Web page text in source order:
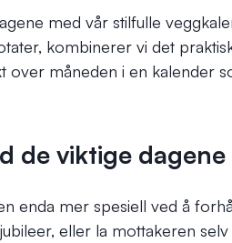
med vår stilfulle
kombinerer vi det
over måneden i en kalender
de viktige dagene
enda mer spesiell ved å
eller la mottakeren